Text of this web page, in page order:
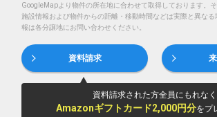
GoogleMapより物件の所在地に合わせて取得しております。
施設情報および物件からの距離・移動時間などは実際と異な
報は各分譲地にお問い合わせください。
資料請求
資料請求された方全員にもれなく
Amazonギフトカード2,000円分をプ